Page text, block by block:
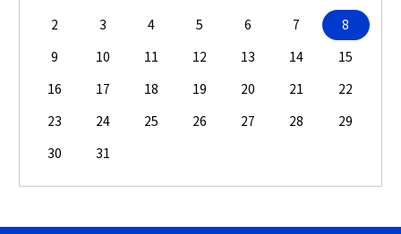
2
3 4 5 6 7
8
9
10 11 12 13 14
15
16
17 18 19 20 21
22
23
24 25 26 27 28
29
30
31